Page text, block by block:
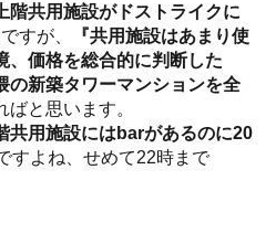
階共用施設がドストライクに
ですが、
『共用施設はあまり使
、価格を総合的に判断した
の新築タワーマンションを全
ばと思います。
共用施設にはbarがあるのに20
すよね、せめて22時まで